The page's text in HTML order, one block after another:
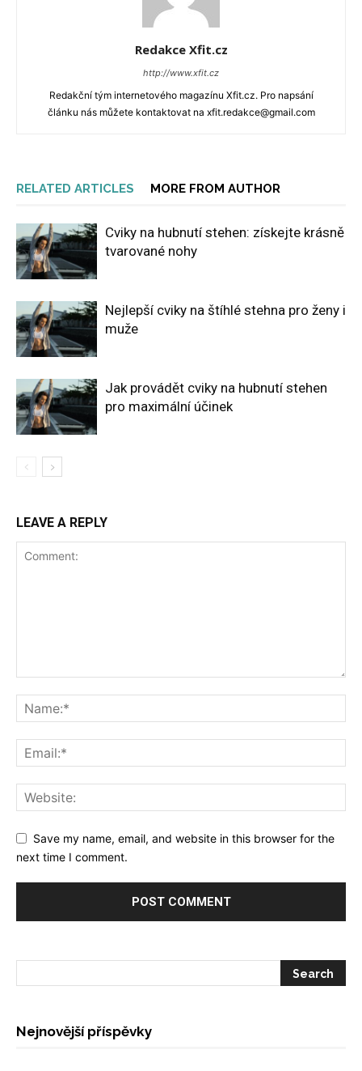
Redakce Xfit.cz
http://www.xfit.cz
Redakční tým internetového magazínu Xfit.cz. Pro napsání
článku nás můžete kontaktovat na xfit.redakce@gmail.com
RELATED ARTICLES MORE FROM AUTHOR
Cviky na hubnutí stehen: získejte krásně
tvarované nohy
Nejlepší cviky na štíhlé stehna pro ženy i
muže
Jak provádět cviky na hubnutí stehen
pro maximální účinek
LEAVE A REPLY
Save my name, email, and website in this browser for the
next time I comment.
Nejnovější příspěvky